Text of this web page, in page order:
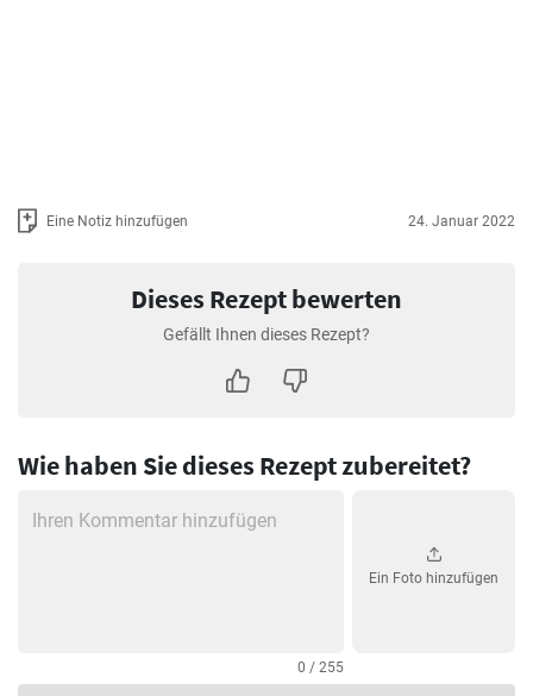
Eine Notiz hinzufügen 24. Januar 2022
Dieses Rezept bewerten
Gefällt Ihnen dieses Rezept?
Wie haben Sie dieses Rezept zubereitet?
0 / 255
Ein Foto hinzufügen